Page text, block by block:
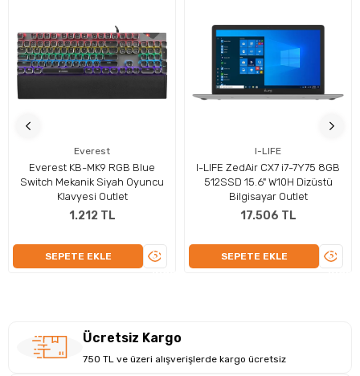
Everest
Everest KB-MK9 RGB Blue
Switch Mekanik Siyah Oyuncu
Klavyesi Outlet
1.212 TL
SEPETE EKLE
ÜRÜNÜ
I-LIFE
I-LIFE ZedAir CX7 i7-7Y75 8GB
512SSD 15.6" W10H Dizüstü
Bilgisayar Outlet
17.506 TL
SEPETE EKLE
Ücretsiz Kargo
750 TL ve üzeri alışverişlerde kargo ücretsiz